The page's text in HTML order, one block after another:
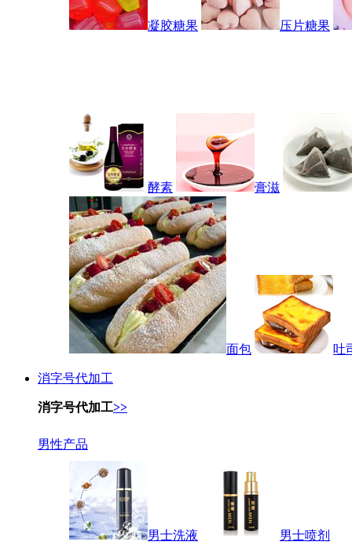
凝胶糖果 压片糖果
酵素 膏滋
面包 吐
消字号代加工
消字号代加工>>
男性产品
男士洗液 男士喷剂